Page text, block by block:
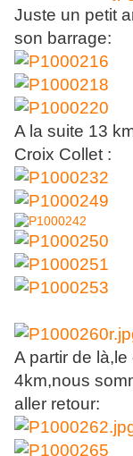
Juste un petit
son barrage:
A la suite 13
Croix Collet :
A partir de
4km,nous
aller retour: